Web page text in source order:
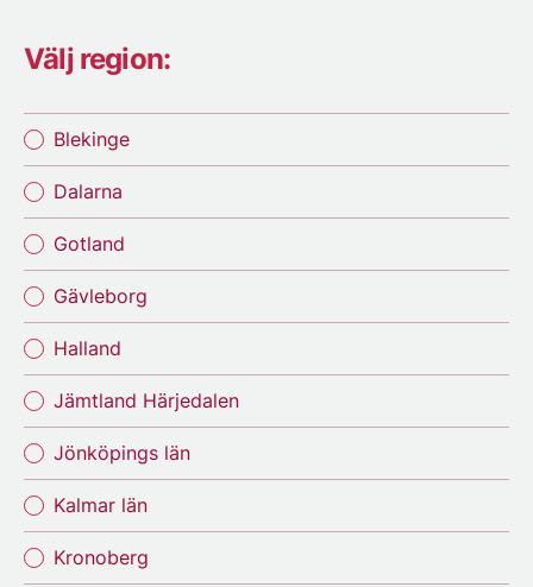
Välj region:
Blekinge
Dalarna
Gotland
Gävleborg
Halland
Jämtland Härjedalen
Jönköpings län
Kalmar län
Kronoberg